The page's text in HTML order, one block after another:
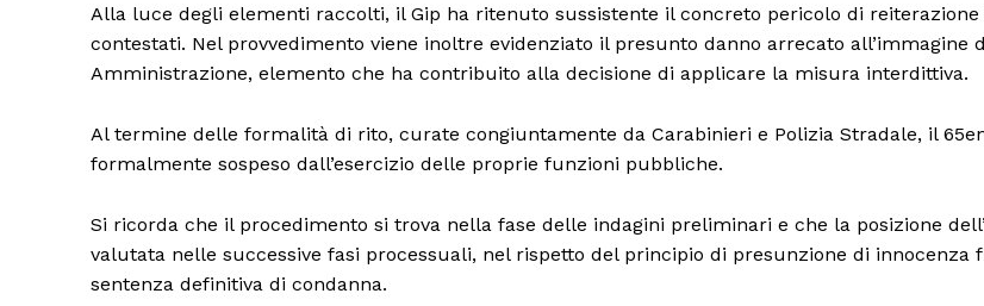
Alla luce degli elementi raccolti, il Gip ha ritenuto sussistente il concreto pericolo di reiterazione
contestati. Nel provvedimento viene inoltre evidenziato il presunto danno arrecato all’immagine
Amministrazione, elemento che ha contribuito alla decisione di applicare la misura interdittiva.
Al termine delle formalità di rito, curate congiuntamente da Carabinieri e Polizia Stradale, il
formalmente sospeso dall’esercizio delle proprie funzioni pubbliche.
Si ricorda che il procedimento si trova nella fase delle indagini preliminari e che la posizione
valutata nelle successive fasi processuali, nel rispetto del principio di presunzione di innocenza
sentenza definitiva di condanna.